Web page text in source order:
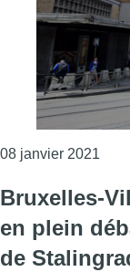
08 janvier 2021
Bruxelles-
en plein
de